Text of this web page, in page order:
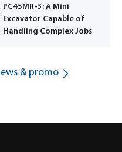
PC45MR-3: A Mini
Excavator Capable of
Handling Complex Jobs
& promo